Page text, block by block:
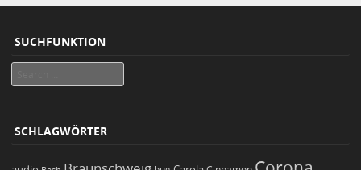
SUCHFUNKTION
SCHLAGWÖRTER